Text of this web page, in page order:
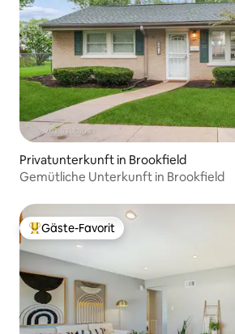
Privatunterkunft in Brookfield
Gemütliche Unterkunft in Brookfield
Beliebter Gäste-Favorit.
Gäste-Favorit